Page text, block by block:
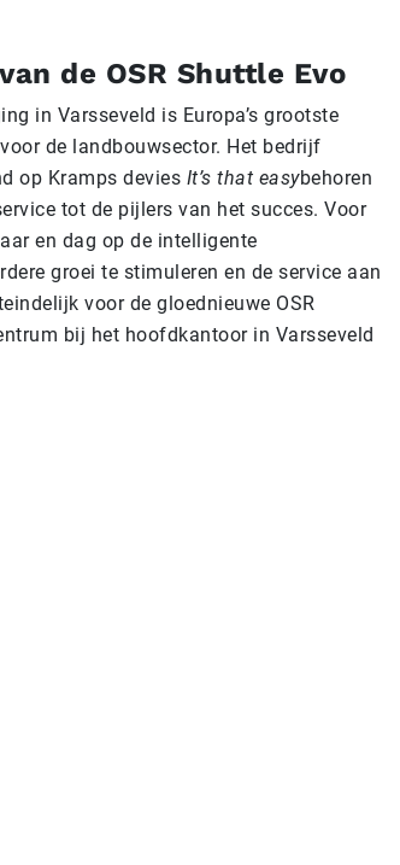
de OSR Shuttle Evo
in Varsseveld is Europa’s grootste
de landbouwsector. Het bedrijf
op Kramps devies It’s that easybehoren
tot de pijlers van het succes. Voor
en dag op de intelligente
groei te stimuleren en de service aan
voor de gloednieuwe OSR
bij het hoofdkantoor in Varsseveld